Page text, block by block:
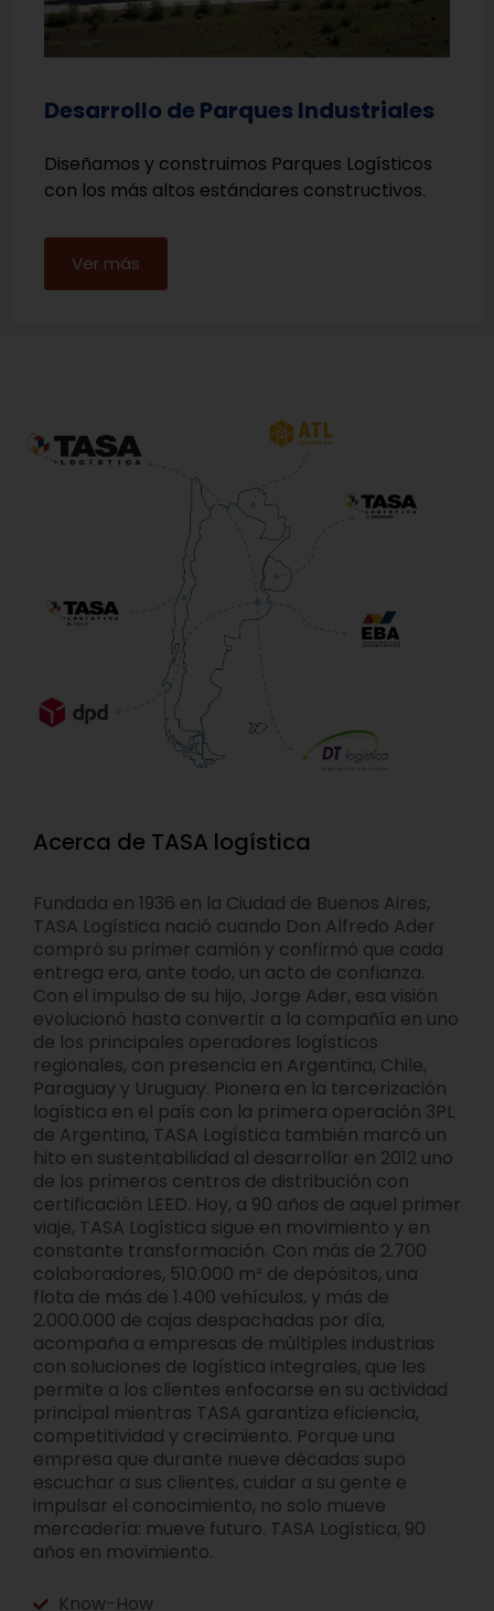
Desarrollo de Parques Industriales
Diseñamos y construimos Parques Logísticos
con los más altos estándares constructivos.
Ver más
Acerca de TASA logística
Fundada en 1936 en la Ciudad de Buenos Aires,
TASA Logística nació cuando Don Alfredo Ader
compró su primer camión y confirmó que cada
entrega era, ante todo, un acto de confianza.
Con el impulso de su hijo, Jorge Ader, esa visión
evolucionó hasta convertir a la compañía en uno
de los principales operadores logísticos
regionales, con presencia en Argentina, Chile,
Paraguay y Uruguay. Pionera en la tercerización
logística en el país con la primera operación 3PL
de Argentina, TASA Logística también marcó un
hito en sustentabilidad al desarrollar en 2012 uno
de los primeros centros de distribución con
certificación LEED. Hoy, a 90 años de aquel primer
viaje, TASA Logística sigue en movimiento y en
constante transformación. Con más de 2.700
colaboradores, 510.000 m² de depósitos, una
flota de más de 1.400 vehículos, y más de
2.000.000 de cajas despachadas por día,
acompaña a empresas de múltiples industrias
con soluciones de logística integrales, que les
permite a los clientes enfocarse en su actividad
principal mientras TASA garantiza eficiencia,
competitividad y crecimiento. Porque una
empresa que durante nueve décadas supo
escuchar a sus clientes, cuidar a su gente e
impulsar el conocimiento, no solo mueve
mercadería: mueve futuro. TASA Logística, 90
años en movimiento.
Know-How